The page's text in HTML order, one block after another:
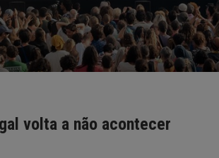
volta a não acontecer